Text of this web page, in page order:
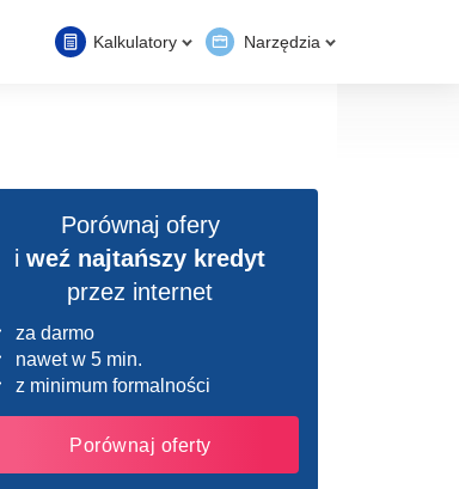
Kalkulatory Narzędzia
Porównaj ofery
iweź najtańszy kredyt
przez internet
za darmo
nawet w 5 min.
z minimum formalności
Porównaj oferty